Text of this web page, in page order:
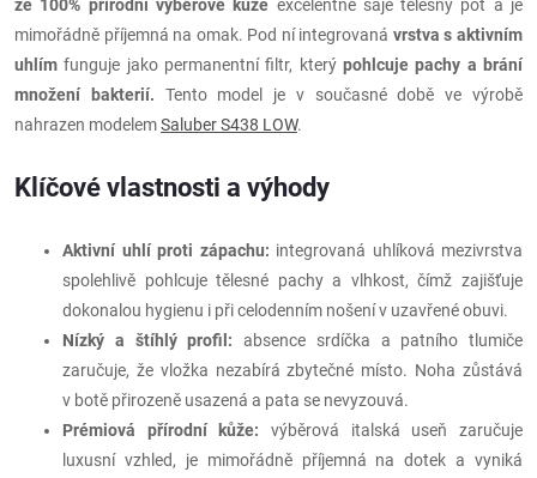
ze 100% přírodní výběrové kůže excelentně saje tělesný pot a je
mimořádně příjemná na omak. Pod ní integrovaná vrstva s aktivním
uhlím funguje jako permanentní filtr, který pohlcuje pachy a brání
množení bakterií. Tento model je v současné době ve výrobě
nahrazen modelemSaluber S438 LOW.
Klíčové vlastnosti a výhody
Aktivní uhlí proti zápachu: integrovaná uhlíková mezivrstva
spolehlivě pohlcuje tělesné pachy a vlhkost, čímž zajišťuje
dokonalou hygienu i při celodenním nošení v uzavřené obuvi.
Nízký a štíhlý profil: absence srdíčka a patního tlumiče
zaručuje, že vložka nezabírá zbytečné místo. Noha zůstává
v botě přirozeně usazená a pata se nevyzouvá.
Prémiová přírodní kůže: výběrová italská useň zaručuje
luxusní vzhled, je mimořádně příjemná na dotek a vyniká